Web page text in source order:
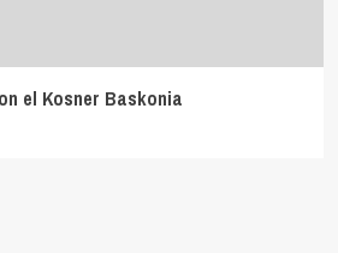
el Kosner Baskonia